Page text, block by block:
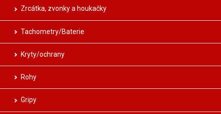
Zrcátka, zvonky a houkačky
Tachometry/Baterie
Kryty/ochrany
Rohy
Gripy